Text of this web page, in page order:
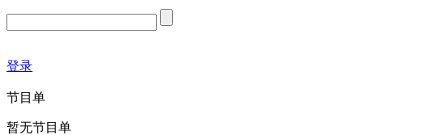
登录
节目单
暂无节目单